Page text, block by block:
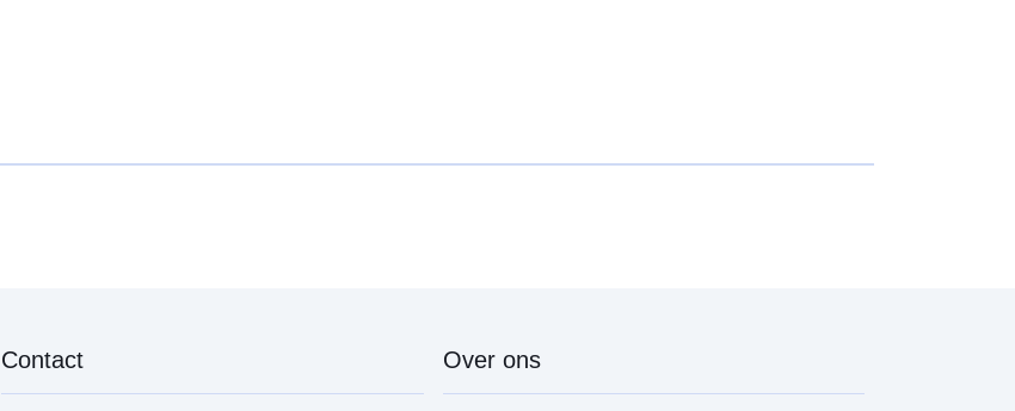
Contact Over ons